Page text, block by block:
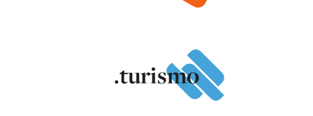
.turismo